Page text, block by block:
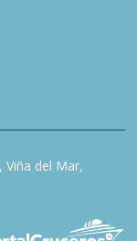
Viña del Mar,